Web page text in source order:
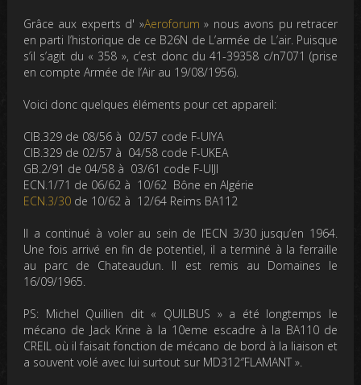
Grâce aux experts d' »Aeroforum » nous avons pu retracer
en parti l’historique de ce B26N de L’armée de L’air. Puisque
s’il s’agit du « 358 », c’est donc du 41-39358 c/n7071 (prise
en compte Armée de l’Air au 19/08/1956).
Voici donc quelques éléments pour cet appareil:
CIB.329 de 08/56 à 02/57 code F-UIYA
CIB.329 de 02/57 à 04/58 code F-UKEA
GB.2/91 de 04/58 à 03/61 code F-UIJI
ECN.1/71 de 06/62 à 10/62 Bône en Algérie
ECN.3/30 de 10/62 à 12/64 Reims BA112
Il a continué à voler au sein de l’ECN 3/30 jusqu’en 1964.
Une fois arrivé en fin de potentiel, il a terminé à la ferraille
au parc de Chateaudun. Il est remis au Domaines le
16/09/1965.
PS: Michel Quillien dit « QUILBUS » a été longtemps le
mécano de Jack Krine à la 10eme escadre à la BA110 de
CREIL où il faisait fonction de mécano de bord à la liaison et
a souvent volé avec lui surtout sur MD312″FLAMANT ».